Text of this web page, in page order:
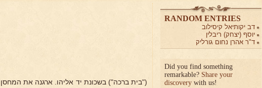
("בית ברכה") בשכונת יד אליהו. ארגנה את המחסן
RANDOM ENTRIES
דב יקותיאל קיסילוב
יוסף (יצחק) ריבלין
ד"ר אהרן נחום גורליק
Did you find something
remarkable? Share your
discovery with us!